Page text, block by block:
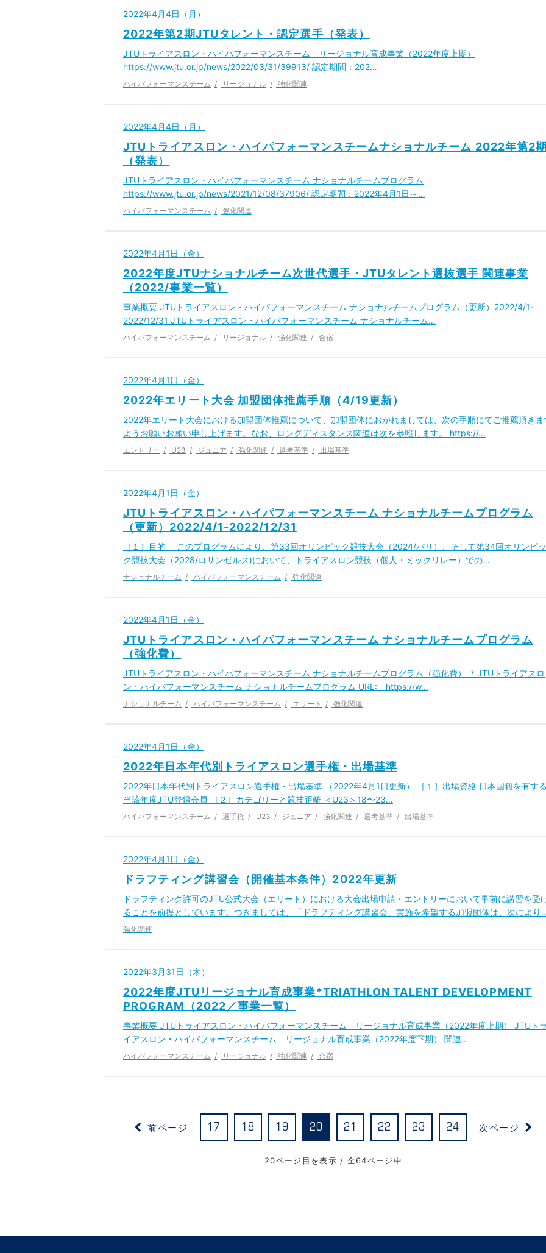
2022年4月4日（月）
2022年第2期JTUタレント・認定選手（発表）
JTUトライアスロン・ハイパフォーマンスチーム リージョナル育成事業（2022年度上期）
https://www.jtu.or.jp/news/2022/03/31/39913/ 認定期間：202…
ハイパフォーマンスチーム リージョナル 強化関連
2022年4月4日（月）
JTUトライアスロン・ハイパフォーマンスチームナショナルチーム 2022年第2
（発表）
JTUトライアスロン・ハイパフォーマンスチーム ナショナルチームプログラム
https://www.jtu.or.jp/news/2021/12/08/37906/ 認定期間：2022年4月1日～…
ハイパフォーマンスチーム 強化関連
2022年4月1日（金）
2022年度JTUナショナルチーム次世代選手・JTUタレント選抜選手 関連事業
（2022/事業一覧）
事業概要 JTUトライアスロン・ハイパフォーマンスチーム ナショナルチームプログラム（更新）2022/4/1-
2022/12/31 JTUトライアスロン・ハイパフォーマンスチーム ナショナルチーム…
ハイパフォーマンスチーム リージョナル 強化関連 合宿
2022年4月1日（金）
2022年エリート大会 加盟団体推薦手順（4/19更新）
2022年エリート大会における加盟団体推薦について、加盟団体におかれましては、次の手順にてご推薦頂きま
ようお願いお願い申し上げます。なお、ロングディスタンス関連は次を参照します。 https://…
エントリー U23 ジュニア 強化関連 選考基準 出場基準
2022年4月1日（金）
JTUトライアスロン・ハイパフォーマンスチーム ナショナルチームプログラム
（更新）2022/4/1-2022/12/31
［１］目的 このプログラムにより、第33回オリンピック競技大会（2024/パリ）、そして第34回オリンピッ
ク競技大会（2028/ロサンゼルス)において、トライアスロン競技（個人・ミックリレー）での…
ナショナルチーム ハイパフォーマンスチーム 強化関連
2022年4月1日（金）
JTUトライアスロン・ハイパフォーマンスチーム ナショナルチームプログラム
（強化費）
JTUトライアスロン・ハイパフォーマンスチーム ナショナルチームプログラム（強化費） ＊JTUトライアスロ
ン・ハイパフォーマンスチーム ナショナルチームプログラム URL: https://w…
ナショナルチーム ハイパフォーマンスチーム エリート 強化関連
2022年4月1日（金）
2022年日本年代別トライアスロン選手権・出場基準
2022年日本年代別トライアスロン選手権・出場基準 （2022年4月1日更新） ［１］出場資格 日本国籍を有す
当該年度JTU登録会員 ［２］カテゴリーと競技距離 ＜U23＞18〜23…
ハイパフォーマンスチーム 選手権 U23 ジュニア 強化関連 選考基準 出場基準
2022年4月1日（金）
ドラフティング講習会（開催基本条件）2022年更新
ドラフティング許可のJTU公式大会（エリート）における大会出場申請・エントリーにおいて事前に講習を受
ることを前提としています。つきましては、「ドラフティング講習会」実施を希望する加盟団体は、次により
強化関連
2022年3月31日（木）
2022年度JTUリージョナル育成事業*TRIATHLON TALENT DEVELOPMENT
PROGRAM（2022／事業一覧）
事業概要 JTUトライアスロン・ハイパフォーマンスチーム リージョナル育成事業（2022年度上期） JTUト
イアスロン・ハイパフォーマンスチーム リージョナル育成事業（2022年度下期） 関連…
ハイパフォーマンスチーム リージョナル 強化関連 合宿
20ページ目を表示 / 全64ページ中
前ページ 17 18 19 20 21 22 23 24 次ページ